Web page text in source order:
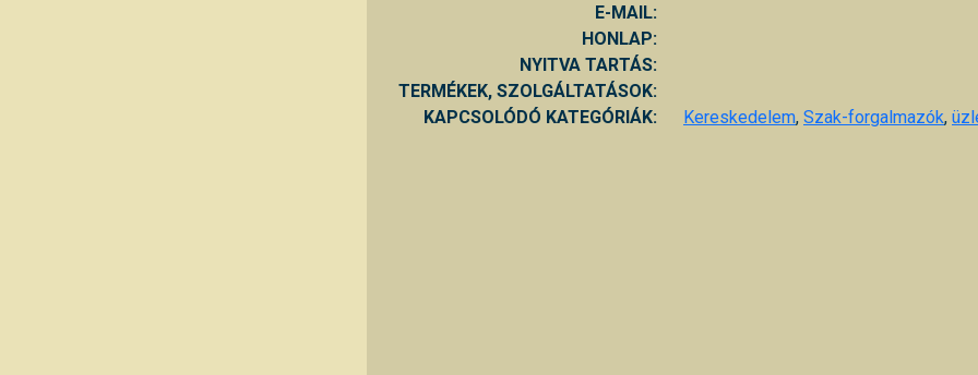
E-MAIL:
HONLAP:
NYITVA TARTÁS:
TERMÉKEK, SZOLGÁLTATÁSOK:
KAPCSOLÓDÓ KATEGÓRIÁK:
Kereskedelem, Szak-forgalmazók,